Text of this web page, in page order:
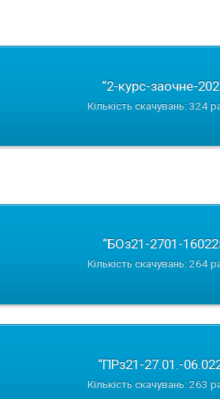
“2-курс-заочне-
Кількість скачувань: 324
“БОз21-2701-
Кількість скачувань: 264
“ПРз21-27.01.-
Кількість скачувань: 263